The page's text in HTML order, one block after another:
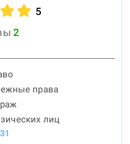
5
2
права
лиц
31